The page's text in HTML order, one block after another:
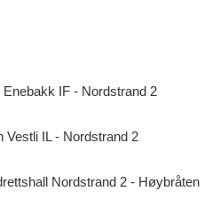
Enebakk IF - Nordstrand 2
Vestli IL - Nordstrand 2
Nordstrand 2 - Høybråten